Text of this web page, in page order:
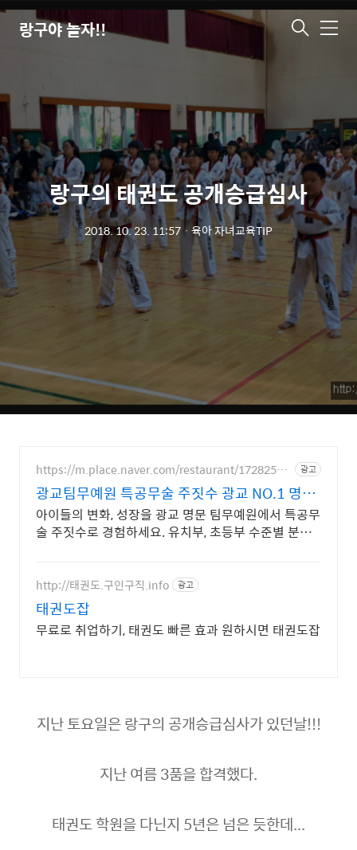
랑구야 놀자!! 메
랑구의 태권도 공개승급심사
2018. 10. 23. 11:57ㆍ 육아 자녀교육TIP
https://m.place.naver.com/restaurant/17282546
29
광고
광교팀무예원 특공무술 주짓수 광교 NO.1 명문
인기도장
아이들의 변화, 성장을 광교 명문 팀무예원에서 특공무
술 주짓수로 경험하세요. 유치부, 초등부 수준별 분리
http://태권도.구인구직.info 광고
태권도잡
무료로 취업하기, 태권도 빠른 효과 원하시면 태권도잡
지난 토요일은 랑구의 공개승급심사가 있던날!!!
지난 여름3품을 합격했다.
태권도 학원을 다닌지 5년은 넘은듯한데...